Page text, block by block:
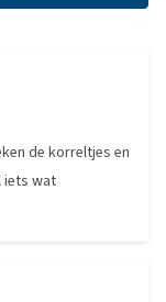
de korreltjes en
iets wat